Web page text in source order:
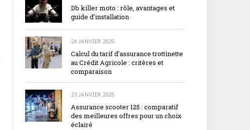
Db killer moto : rôle, avantages et
guide d’installation
24 JANVIER 2025
Calcul du tarif d’assurance trottinette
au Crédit Agricole : critères et
comparaison
23 JANVIER 2025
Assurance scooter 125 : comparatif
des meilleures offres pour un choix
éclairé